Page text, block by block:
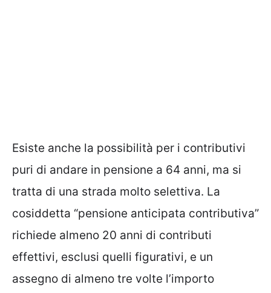
Esiste anche la possibilità per i contributivi
puri di andare in pensione a 64 anni, ma si
tratta di una strada molto selettiva. La
cosiddetta “pensione anticipata contributiva”
richiede almeno 20 anni di contributi
effettivi, esclusi quelli figurativi, e un
assegno di almeno tre volte l’importo